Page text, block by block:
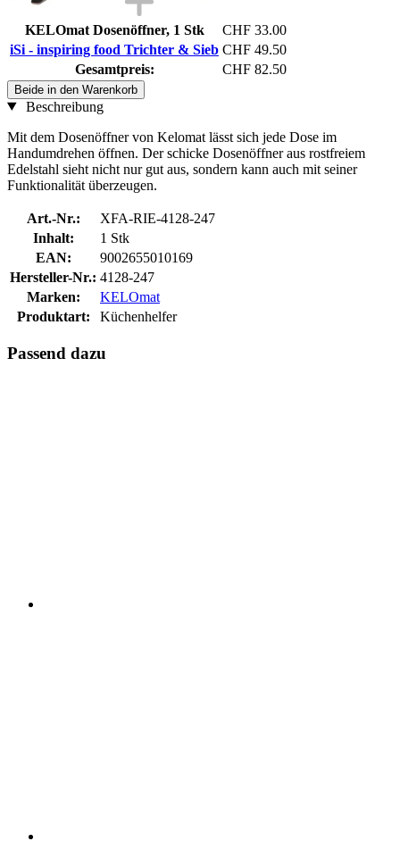
KELOmat Dosenöffner, 1 Stk
CHF 33.00
iSi - inspiring food Trichter & Sieb CHF 49.50
Gesamtpreis:
CHF 82.50
Beide in den Warenkorb
Beschreibung
Mit dem Dosenöffner von Kelomat lässt sich jede Dose im
Handumdrehen öffnen. Der schicke Dosenöffner aus rostfreiem
Edelstahl sieht nicht nur gut aus, sondern kann auch mit seiner
Funktionalität überzeugen.
Art.-Nr.:
XFA-RIE-4128-247
Inhalt:
1 Stk
EAN:
9002655010169
Hersteller-Nr.: 4128-247
Marken:
KELOmat
Produktart:
Küchenhelfer
Passend dazu